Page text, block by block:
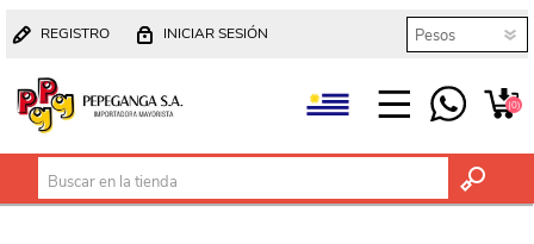
REGISTRO INICIAR SESIÓN
(0)